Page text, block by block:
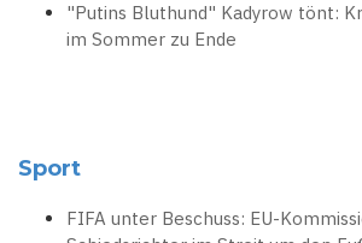
"Putins Bluthund" Kadyrow tönt:
im Sommer zu Ende
Sport
FIFA unter Beschuss: EU-